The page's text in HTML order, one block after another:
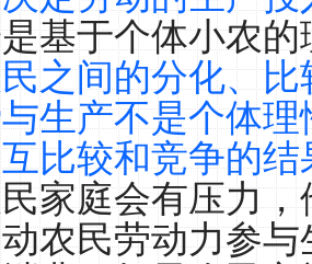
基于个体小农的
之间的分化、
生产不是个体
比较和竞争的结
家庭会有压力
农民劳动力参